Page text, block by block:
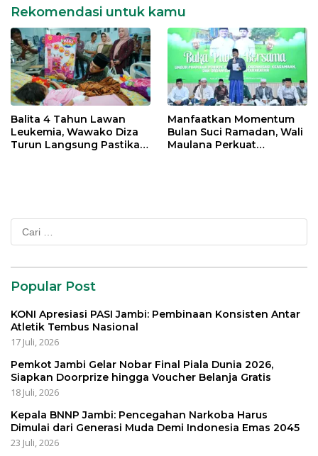
Rekomendasi untuk kamu
Balita 4 Tahun Lawan
Leukemia, Wawako Diza
Turun Langsung Pastikan
Manfaatkan Momentum
Bulan Suci Ramadan, Wali
Maulana Perkuat
Cari
untuk:
Popular Post
KONI Apresiasi PASI Jambi: Pembinaan Konsisten Antar
Atletik Tembus Nasional
17 Juli, 2026
Pemkot Jambi Gelar Nobar Final Piala Dunia 2026,
Siapkan Doorprize hingga Voucher Belanja Gratis
18 Juli, 2026
Kepala BNNP Jambi: Pencegahan Narkoba Harus
Dimulai dari Generasi Muda Demi Indonesia Emas 2045
23 Juli, 2026